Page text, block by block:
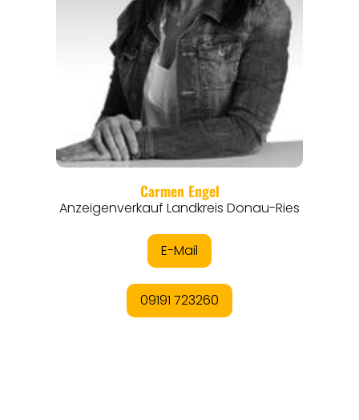
ANGEBOTE